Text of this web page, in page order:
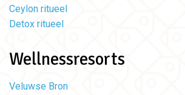
Ceylon ritueel
Detox ritueel
Wellnessresorts
Veluwse Bron